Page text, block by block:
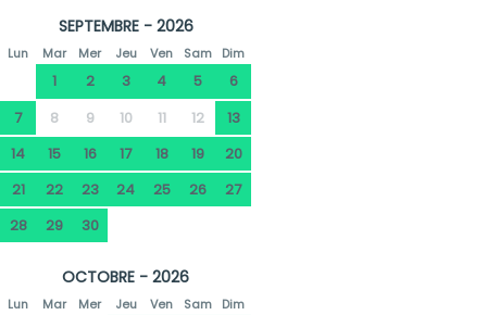
SEPTEMBRE - 2026
Lun Mar Mer Jeu Ven Sam Dim
1 2 3 4 5
6
7
8 9 10 11 12
13
14
15 16 17 18 19
20
21
22 23 24 25 26
27
28
29 30
OCTOBRE - 2026
Lun Mar Mer Jeu Ven Sam Dim